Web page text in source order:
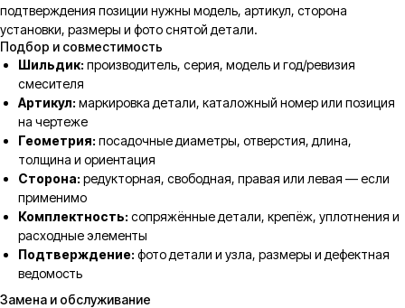
подтверждения позиции нужны модель, артикул, сторона
установки, размеры и фото снятой детали.
Подбор и совместимость
Шильдик: производитель, серия, модель и год/ревизия
смесителя
Артикул: маркировка детали, каталожный номер или позиция
на чертеже
Геометрия: посадочные диаметры, отверстия, длина,
толщина и ориентация
Сторона: редукторная, свободная, правая или левая — если
применимо
Комплектность: сопряжённые детали, крепёж, уплотнения и
расходные элементы
Подтверждение: фото детали и узла, размеры и дефектная
ведомость
Замена и обслуживание